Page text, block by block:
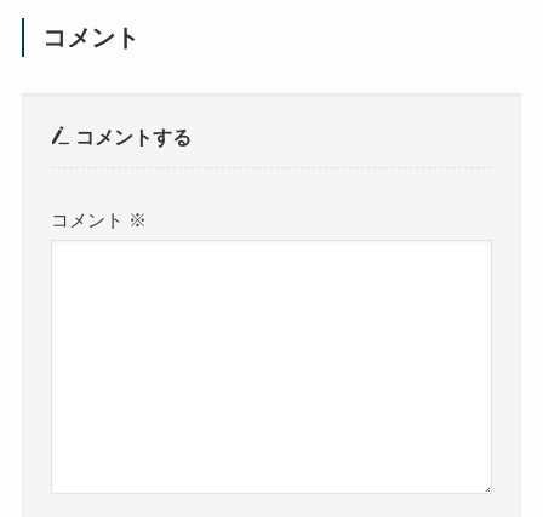
コメント
コメントする
コメント ※